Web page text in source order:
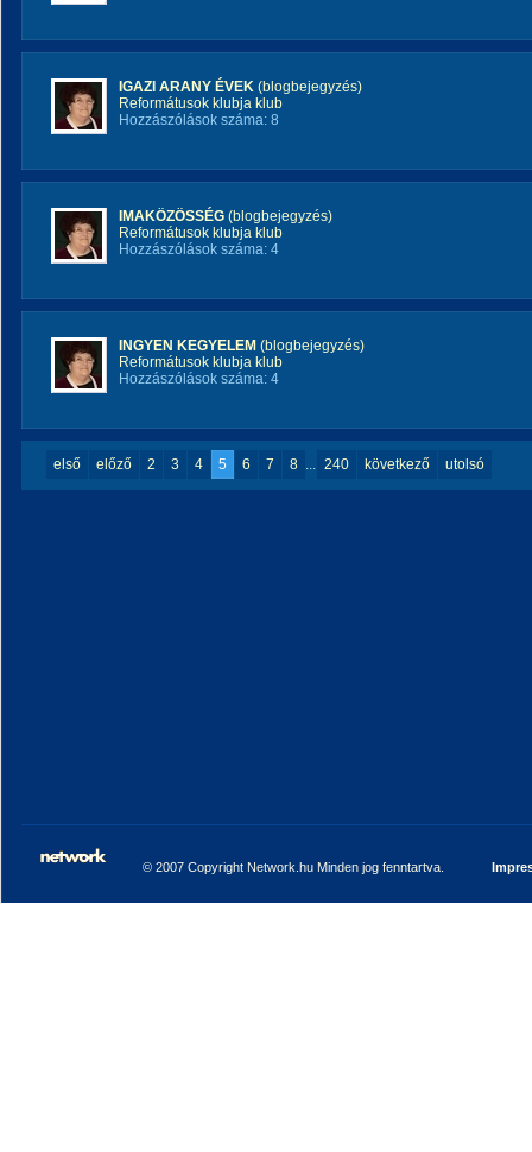
IGAZI ARANY ÉVEK (blogbejegyzés)
Reformátusok klubja klub
Hozzászólások száma: 8
IMAKÖZÖSSÉG (blogbejegyzés)
Reformátusok klubja klub
Hozzászólások száma: 4
INGYEN KEGYELEM (blogbejegyzés)
Reformátusok klubja klub
Hozzászólások száma: 4
első előző 2 3 4 5 6 7 8 ... 240 következő utolsó
© 2007 Copyright Network.hu Minden jog fenntartva.